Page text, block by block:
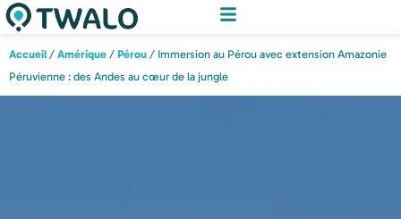
Accueil/ Amérique / Pérou / Immersion au Pérou avec extension Amazonie
Péruvienne : des Andes au cœur de la jungle